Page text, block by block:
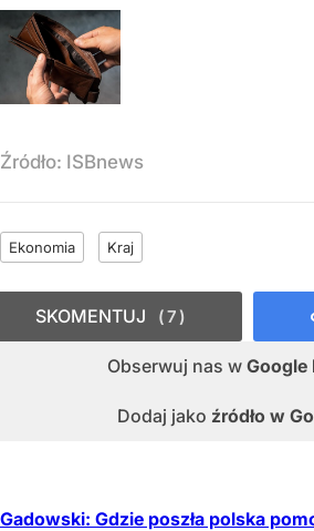
Źródło: ISBnews
Ekonomia Kraj
Obserwuj nas w Google
Dodaj jako źródło w
SKOMENTUJ 7
Gadowski: Gdzie poszła polska